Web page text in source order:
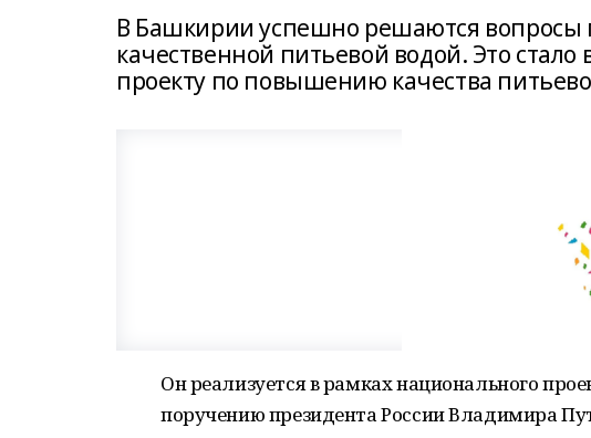
В Башкирии успешно решаются вопросы
качественной питьевой водой. Это
проекту по повышению качества
Он реализуется в рамках национального
поручению президента России Владимира